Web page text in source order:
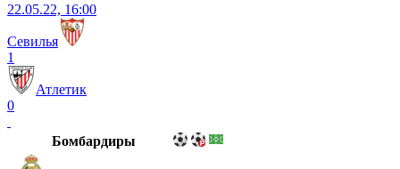
22.05.22, 16:00
Севилья
1
Атлетик
0
Бомбардиры